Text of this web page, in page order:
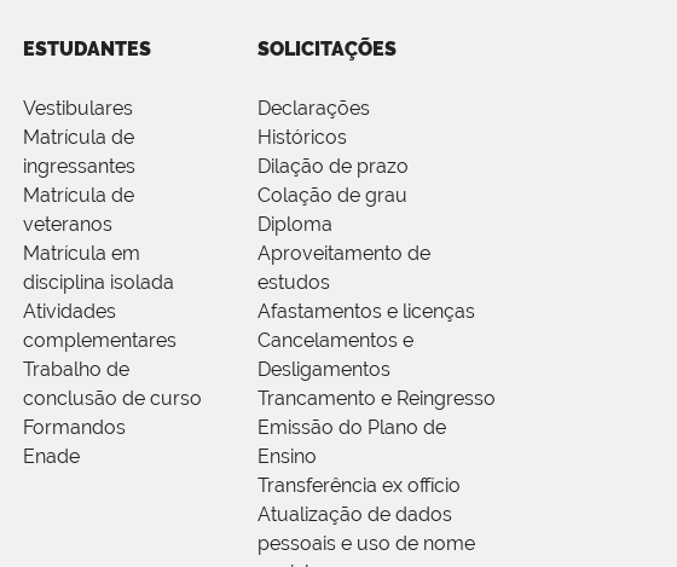
ESTUDANTES
Vestibulares
Matrícula de
ingressantes
Matrícula de
veteranos
Matrícula em
disciplina isolada
Atividades
complementares
Trabalho de
conclusão de curso
Formandos
Enade
SOLICITAÇÕES
Declarações
Históricos
Dilação de prazo
Colação de grau
Diploma
Aproveitamento de
estudos
Afastamentos e licenças
Cancelamentos e
Desligamentos
Trancamento e Reingresso
Emissão do Plano de
Ensino
Transferência ex offício
Atualização de dados
pessoais e uso de nome